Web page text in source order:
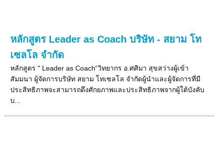
หลักสูตร Leader as Coach บริษัท - สยาม โท
เซลโล จำกัด
หลักสูตร " Leader as Coach“วิทยากร อ.ศศิมา สุขสว่างผู้เข้า
สัมมนา ผู้จัดการบริษัท สยาม โทเซลโล จำกัดผู้นำและผู้จัดการที่มี
ประสิทธิภาพจะสามารถดึงศักยภาพและประสิทธิภาพจากผู้ใต้บังคับ
บ...